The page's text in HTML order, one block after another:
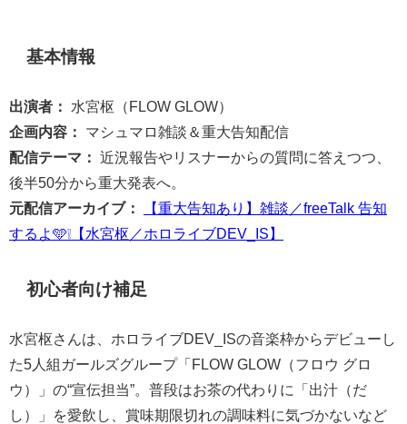
基本情報
出演者：
水宮枢（FLOW GLOW）
企画内容：
マシュマロ雑談＆重大告知配信
配信テーマ：
近況報告やリスナーからの質問に答えつつ、
後半50分から重大発表へ。
元配信アーカイブ：
【重大告知あり】雑談／freeTalk 告知
するよ🩵❕【水宮枢／ホロライブDEV_IS】
初心者向け補足
水宮枢さんは、ホロライブDEV_ISの音楽枠からデビューし
た5人組ガールズグループ「FLOW GLOW（フロウ グロ
ウ）」の“宣伝担当”。普段はお茶の代わりに「出汁（だ
し）」を愛飲し、賞味期限切れの調味料に気づかないなど